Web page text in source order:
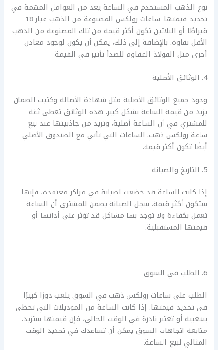
نوع الذهب المستخدم في الساعة يعد من العوامل المهمة في
تحديد قيمتها. ساعات رولكس المصنوعة من الذهب عيار 18
قيراطًا أو البلاتين تكون أكثر قيمة من تلك المصنوعة من الذهب
الأقل نقاوة. بالإضافة إلى ذلك، يمكن أن يكون لوجود معادن
أخرى مثل الفولاذ المقاوم للصدأ تأثير في القيمة.
4. الوثائق الأصلية
وجود جميع الوثائق الأصلية مثل شهادة الأصالة وكتيب الضمان
يزيد من قيمة الساعة بشكل كبير. هذه الوثائق تعطي ثقة
للمشتري في أن الساعة أصلية، وتزيد من جاذبيتها عند بيع
ساعة رولكس ذهب. الساعات التي تأتي مع الصندوق الأصلي
أيضًا تكون أكثر قيمة.
5. التاريخ والصيانة
إذا كانت الساعة قد خضعت لصيانة في مراكز معتمدة، فإنها
ستكون أكثر قيمة. سجل الصيانة يضمن للمشتري أن الساعة
تعمل بكفاءة ولا توجد بها مشاكل قد تؤثر على أدائها أو
قيمتها المستقبلية.
6. الطلب في السوق
الطلب على ساعات رولكس ذهب في السوق يلعب دورًا كبيرًا
في تحديد قيمتها. إذا كانت الساعة من الموديلات التي تحظى
بشعبية أو تعتبر نادرة في الوقت الحالي، فإن قيمتها ستزيد.
متابعة اتجاهات السوق يمكن أن تساعدك في تحديد الوقت
المثالي لبيع الساعة.